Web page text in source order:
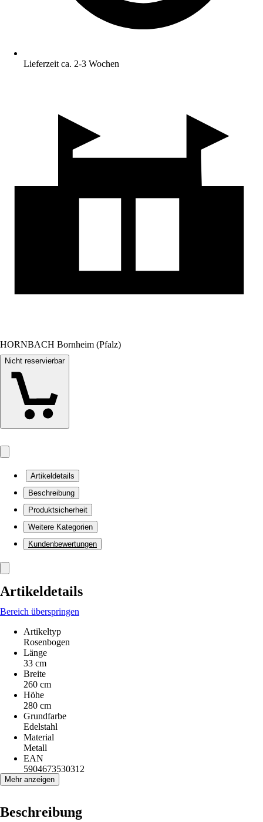
Lieferzeit ca. 2-3 Wochen
HORNBACH Bornheim (Pfalz)
Nicht reservierbar
Artikeldetails
Beschreibung
Produktsicherheit
Weitere Kategorien
Kundenbewertungen
Artikeldetails
Bereich überspringen
Artikeltyp
Rosenbogen
Länge
33 cm
Breite
260 cm
Höhe
280 cm
Grundfarbe
Edelstahl
Material
Metall
EAN
5904673530312
Mehr anzeigen
Beschreibung